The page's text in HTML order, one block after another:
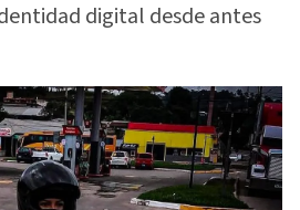
digital desde antes